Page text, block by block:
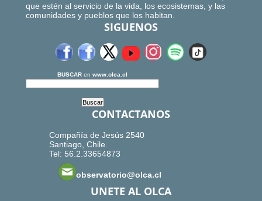
que estén al servicio de la vida, los ecosistemas, y las
comunidades y pueblos que los habitan.
SIGUENOS
BUSCAR en www.olca.cl
CONTACTANOS
Compañía de Jesús 2540
Santiago, Chile.
Tel: 56.2.33654873
observatorio@olca.cl
UNETE AL OLCA